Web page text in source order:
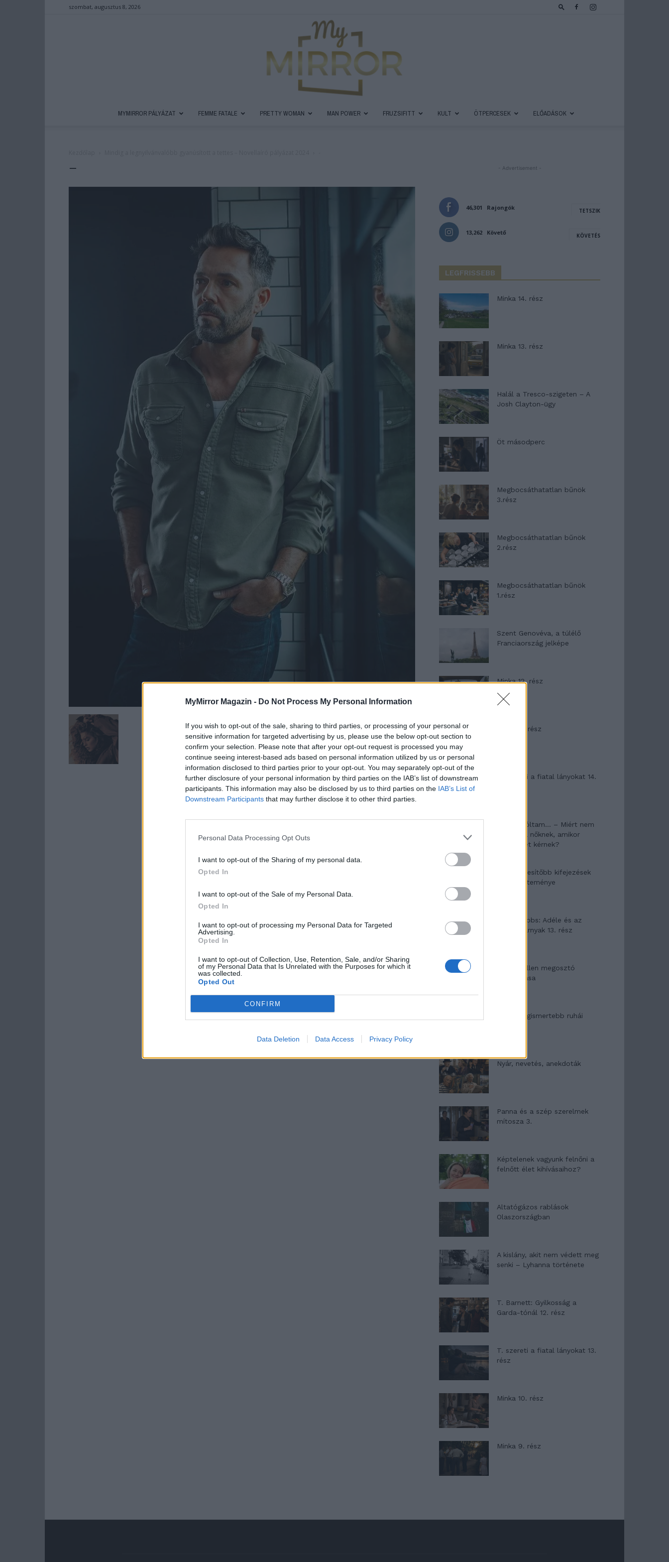
MyMirror Magazin - Do Not Process My Personal Information
If you wish to opt-out of the sale, sharing to third parties, or processing of your personal or
sensitive information for targeted advertising by us, please use the below opt-out section to
confirm your selection. Please note that after your opt-out request is processed you may
continue seeing interest-based ads based on personal information utilized by us or personal
information disclosed to third parties prior to your opt-out. You may separately opt-out of the
further disclosure of your personal information by third parties on the IAB’s list of downstream
participants. This information may also be disclosed by us to third parties on the IAB’s List of
Downstream Participants that may further disclose it to other third parties.
Personal Data Processing Opt Outs
I want to opt-out of the Sharing of my personal data.
Opted In
I want to opt-out of the Sale of my Personal Data.
Opted In
I want to opt-out of processing my Personal Data for Targeted
Advertising.
Opted In
I want to opt-out of Collection, Use, Retention, Sale, and/or Sharing
of my Personal Data that Is Unrelated with the Purposes for which it
was collected.
Opted Out
CONFIRM
Data Deletion Data Access Privacy Policy
szombat, augusztus 8, 2026
MYMIRROR PÁLYÁZAT FEMME FATALE PRETTY WOMAN MAN POWER FRUZSIFITT KULT ÖTPERCESEK ELŐADÁSOK
– - Advertisement -
46,301 Rajongók TETSZIK
13,262 Követő KÖVETÉS
LEGFRISSEBB
Minka 14. rész
Minka 13. rész
Halál a Tresco-szigeten – A
Josh Clayton-ügy
Öt másodperc
Megbocsáthatatlan bűnök
3.rész
Megbocsáthatatlan bűnök
2.rész
Megbocsáthatatlan bűnök
1.rész
Szent Genovéva, a túlélő
Franciaország jelképe
Minka 12. rész
Minka 11. rész
T. szereti a fiatal lányokat 14.
Pedig szóltam… – Miért nem
hiszünk a nőknek, amikor
segítséget kérnek?
A legidegesítőbb kifejezések
laza gyűjteménye
Elyna Robbs: Adéle és az
örökölt árnyak 13. rész
Woody Allen megosztó
zsenialitása
A világ legismertebb ruhái
Nyár, nevetés, anekdoták
Panna és a szép szerelmek
mítosza 3.
Képtelenek vagyunk felnőni a
felnőtt élet kihívásaihoz?
Altatógázos rablások
Olaszországban
A kislány, akit nem védett meg
senki – Lyhanna története
T. Barnett: Gyilkosság a
Garda-tónál 12. rész
T. szereti a fiatal lányokat 13.
rész
Minka 10. rész
Minka 9. rész